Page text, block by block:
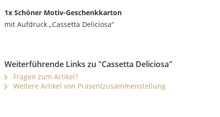
1x Schöner Motiv-Geschenkkarton
mit Aufdruck „Cassetta Deliciosa“
Weiterführende Links zu "Cassetta Deliciosa"
Fragen zum Artikel?
Weitere Artikel von Präsentzusammenstellung